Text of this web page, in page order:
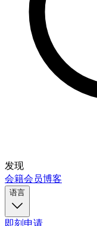
发现
会籍会员博客
语言
即刻申请